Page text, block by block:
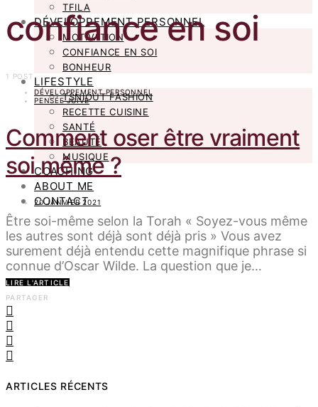
TFILA
DÉVELOPPEMENT PERSONNEL
MOTIVATION
CONFIANCE EN SOI
BONHEUR
LIFESTYLE
TSNIOUT FASHION
RECETTE CUISINE
SANTÉ
BEAUTÉ
MUSIQUE
COACHING
ABOUT ME
CONTACT
confiance en soi
1 POST
DÉVELOPPEMENT PERSONNEL
PENSÉE JUIVE
Comment oser être vraiment
soi même ?
20 JANVIER 2021
Être soi-même selon la Torah « Soyez-vous même
les autres sont déjà sont déjà pris » Vous avez
surement déjà entendu cette magnifique phrase si
connue d’Oscar Wilde. La question que je…
LIRE L'ARTICLE
PARTAGER
ARTICLES RÉCENTS